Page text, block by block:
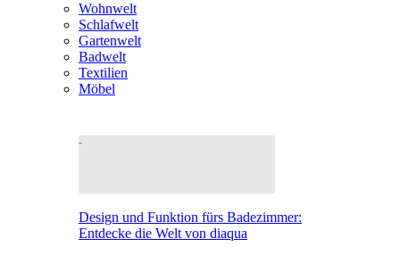
Wohnwelt
Schlafwelt
Gartenwelt
Badwelt
Textilien
Möbel
Design und Funktion fürs Badezimmer:
Entdecke die Welt von diaqua